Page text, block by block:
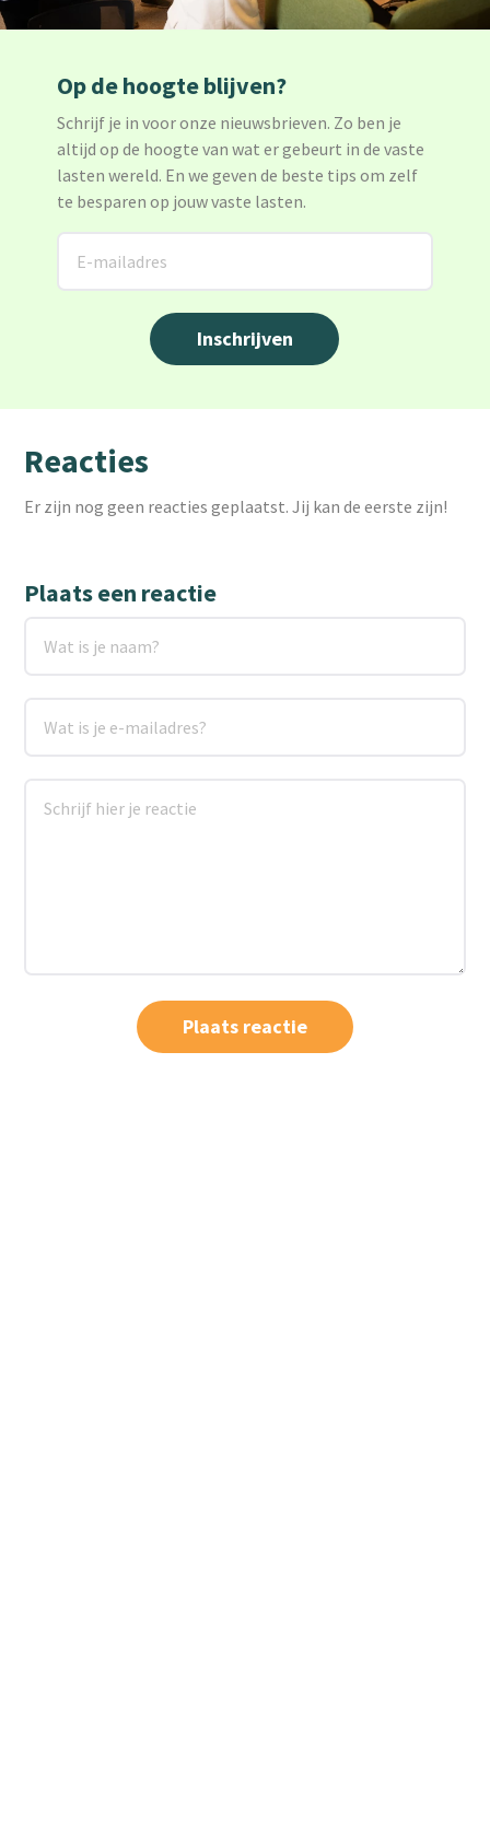
Op de hoogte blijven?
Schrijf je in voor onze nieuwsbrieven. Zo ben je
altijd op de hoogte van wat er gebeurt in de vaste
lasten wereld. En we geven de beste tips om zelf
te besparen op jouw vaste lasten.
Reacties
Er zijn nog geen reacties geplaatst. Jij kan de eerste zijn!
Plaats een reactie